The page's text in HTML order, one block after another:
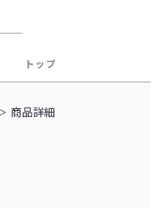
トップ
商品詳細